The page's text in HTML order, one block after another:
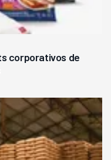
corporativos de